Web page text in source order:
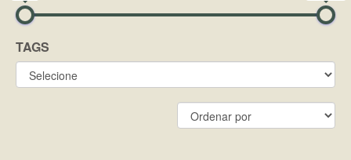
TAGS